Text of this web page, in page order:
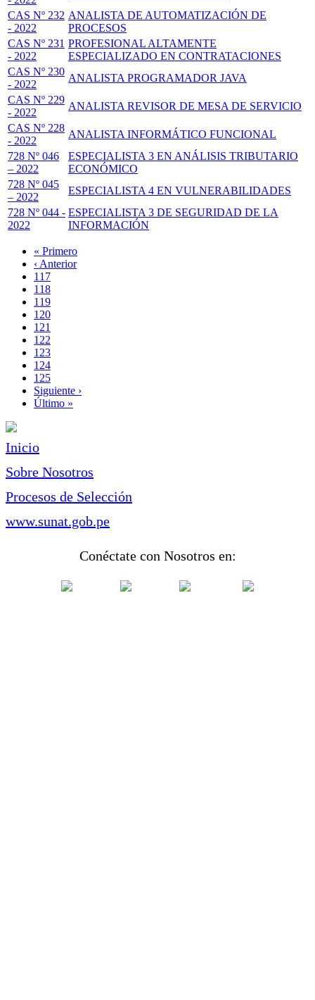
CAS Nº 232
- 2022
ANALISTA DE AUTOMATIZACIÓN DE
PROCESOS
CAS Nº 231
- 2022
PROFESIONAL ALTAMENTE
ESPECIALIZADO EN CONTRATACIONES
CAS Nº 230
- 2022
ANALISTA PROGRAMADOR JAVA
CAS Nº 229
- 2022
ANALISTA REVISOR DE MESA DE SERVICIO
CAS Nº 228
- 2022
ANALISTA INFORMÁTICO FUNCIONAL
728 Nº 046
– 2022
ESPECIALISTA 3 EN ANÁLISIS TRIBUTARIO
ECONÓMICO
728 Nº 045
– 2022
ESPECIALISTA 4 EN VULNERABILIDADES
728 Nº 044 -
2022
ESPECIALISTA 3 DE SEGURIDAD DE LA
INFORMACIÓN
Paginación
Primera
página
« Primero
Página
anterior
‹ Anterior
Page
117
Page
118
Page
119
Page
120
Página
actual
121
Page
122
Page
123
Page
124
Page
125
Siguiente
página
Siguiente ›
Última
Último »
Inicio
Sobre Nosotros
Procesos de Selección
www.sunat.gob.pe
Conéctate con Nosotros en: